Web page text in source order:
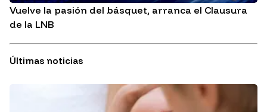
Vuelve la pasión del básquet, arranca el Clausura
de la LNB
Últimas noticias